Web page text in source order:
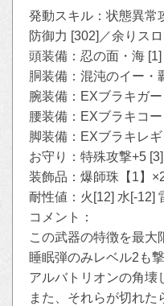
発動スキル：状態異常
防御力 [302]／余りス
頭装備：忍の面・海 [1]
胴装備：混沌のイー・
腕装備：EXブラキガー
腰装備：EXブラキコー
脚装備：EXブラキレギ
お守り：特殊攻撃+5 [3]
装飾品：爆師珠【1】
耐性値：火[12] 水[-12]
コメント：
この武器の特徴を最大
睡眠弾のみレベル2も
アルバトリオンの角壊
また、それらが切れ